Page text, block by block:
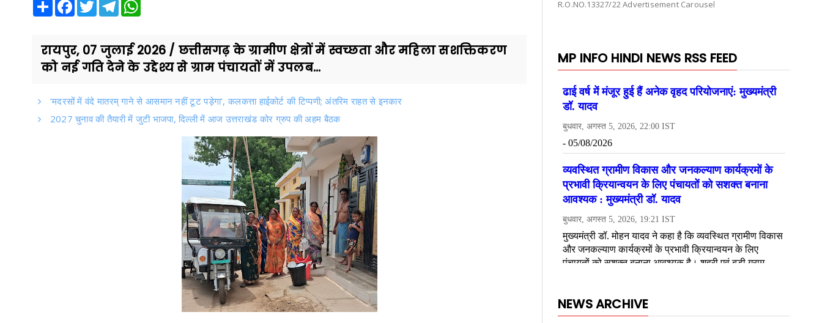
रायपुर, 07 जुलाई 2026 / छत्तीसगढ़ के ग्रामीण क्षेत्रों में स्वच्छता और महिला सशक्तिकरण
को नई गति देने के उद्देश्य से ग्राम पंचायतों में उपलब...
‘मदरसों में वंदे मातरम् गाने से आसमान नहीं टूट पड़ेगा’, कलकत्ता हाईकोर्ट की टिप्पणी; अंतरिम राहत से इनकार
2027 चुनाव की तैयारी में जुटी भाजपा, दिल्ली में आज उत्तराखंड कोर ग्रुप की अहम बैठक
R.O.NO.13327/22 Advertisement Carousel
MP INFO HINDI NEWS RSS FEED
NEWS ARCHIVE